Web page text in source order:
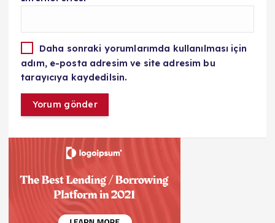
Daha sonraki yorumlarımda kullanılması için
adım, e-posta adresim ve site adresim bu
tarayıcıya kaydedilsin.